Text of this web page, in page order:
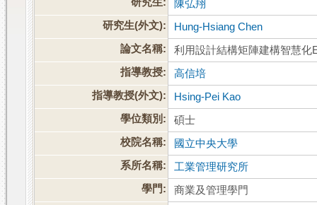
陳弘翔
研究生(外文):
Hung-Hsiang Chen
論文名稱:
利用設計結構矩陣建構智慧化
指導教授:
高信培
指導教授(外文):
Hsing-Pei Kao
學位類別:
碩士
校院名稱:
國立中央大學
系所名稱:
工業管理研究所
學門:
商業及管理學門